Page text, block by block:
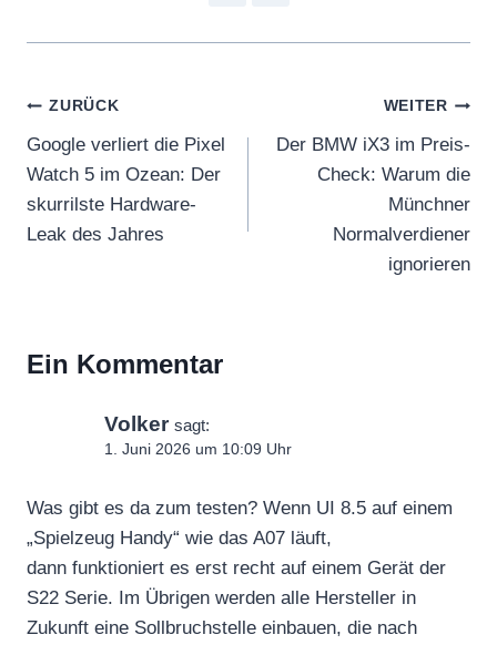
Beitragsnavigation
ZURÜCK
Google verliert die Pixel
Watch 5 im Ozean: Der
skurrilste Hardware-
Leak des Jahres
WEITER
Der BMW iX3 im Preis-
Check: Warum die
Münchner
Normalverdiener
ignorieren
Ein Kommentar
Volker sagt:
1. Juni 2026 um 10:09 Uhr
Was gibt es da zum testen? Wenn UI 8.5 auf einem
„Spielzeug Handy“ wie das A07 läuft,
dann funktioniert es erst recht auf einem Gerät der
S22 Serie. Im Übrigen werden alle Hersteller in
Zukunft eine Sollbruchstelle einbauen, die nach